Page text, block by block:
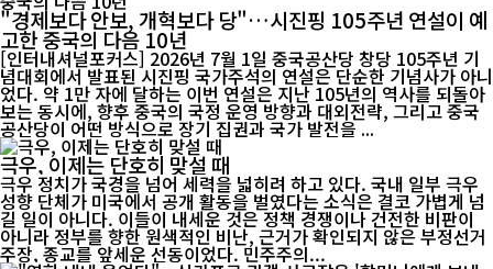
"경제보다 안보, 개혁보다 당"…시진핑 105주년 연설이 예
고한 중국의 다음 10년
[인터내셔널포커스] 2026년 7월 1일 중국공산당 창당 105주년 기
념대회에서 발표된 시진핑 국가주석의 연설은 단순한 기념사가 아니
었다. 약 1만 자에 달하는 이번 연설은 지난 105년의 역사를 되돌아
보는 동시에, 향후 중국의 국정 운영 방향과 대외전략, 그리고 중국
공산당이 어떤 방식으로 장기 집권과 국가 발전을 ...
극우, 이제는 단호히 맞설 때
극우 정치가 국경을 넘어 세력을 넓히려 하고 있다. 국내 일부 극우
성향 단체가 미국에서 공개 활동을 벌였다는 소식은 결코 가볍게 넘
길 일이 아니다. 이들이 내세운 것은 정책 경쟁이나 건전한 비판이
아니라 정부를 향한 원색적인 비난, 근거가 확인되지 않은 부정선거
주장, 종교를 앞세운 선동이었다. 민주주의...